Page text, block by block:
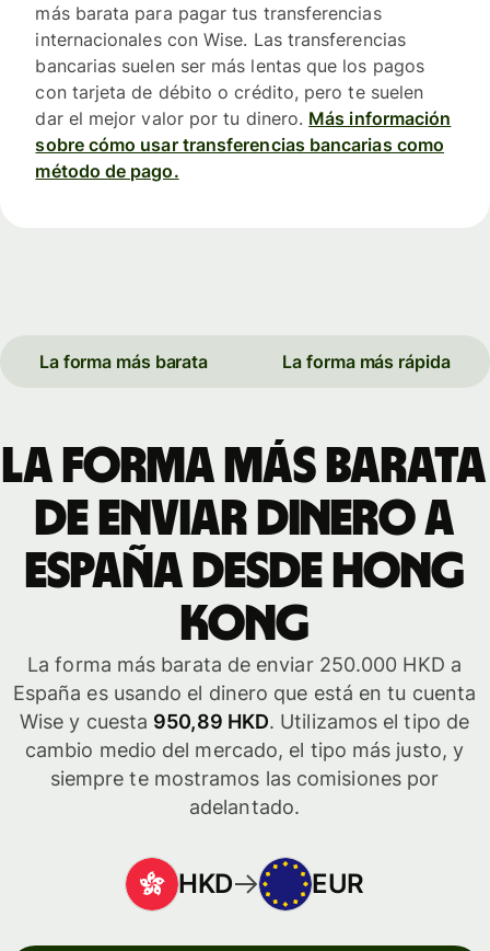
más barata para pagar tus transferencias
internacionales con Wise. Las transferencias
bancarias suelen ser más lentas que los pagos
con tarjeta de débito o crédito, pero te suelen
dar el mejor valor por tu dinero. Más información
sobre cómo usar transferencias bancarias como
método de pago.
La forma más barata La forma más rápida
La forma más barata
de enviar dinero a
España desde Hong
Kong
La forma más barata de enviar 250.000 HKD a
España es usando el dinero que está en tu cuenta
Wise y cuesta 950,89 HKD. Utilizamos el tipo de
cambio medio del mercado, el tipo más justo, y
siempre te mostramos las comisiones por
adelantado.
HKD EUR